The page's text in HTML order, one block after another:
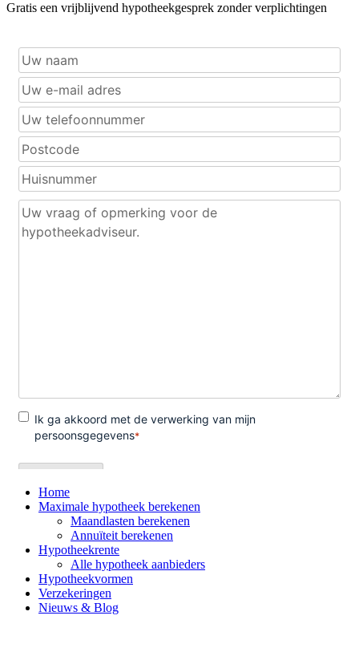
Gratis een vrijblijvend hypotheekgesprek zonder verplichtingen
Home
Maximale hypotheek berekenen
Maandlasten berekenen
Annuïteit berekenen
Hypotheekrente
Alle hypotheek aanbieders
Hypotheekvormen
Verzekeringen
Nieuws & Blog